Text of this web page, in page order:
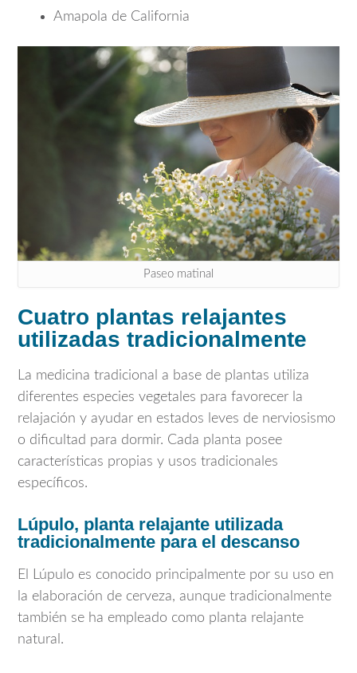
Amapola de California
Paseo matinal
Cuatro plantas relajantes
utilizadas tradicionalmente
La medicina tradicional a base de plantas utiliza
diferentes especies vegetales para favorecer la
relajación y ayudar en estados leves de nerviosismo
o dificultad para dormir. Cada planta posee
características propias y usos tradicionales
específicos.
Lúpulo, planta relajante utilizada
tradicionalmente para el descanso
El Lúpulo es conocido principalmente por su uso en
la elaboración de cerveza, aunque tradicionalmente
también se ha empleado como planta relajante
natural.